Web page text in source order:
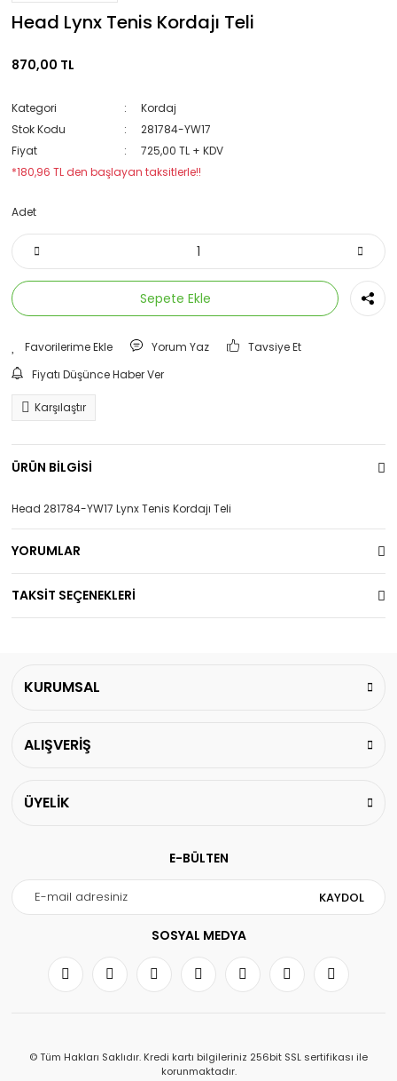
Head Lynx Tenis Kordajı Teli
870,00 TL
Kategori
Kordaj
Stok Kodu
281784-YW17
Fiyat
725,00 TL + KDV
*180,96 TL den başlayan taksitlerle!!
Adet
Sepete Ekle
Yorum Yaz
Tavsiye Et
Fiyatı Düşünce Haber Ver
Karşılaştır
ÜRÜN BİLGİSİ
Head 281784-YW17 Lynx Tenis Kordajı Teli
YORUMLAR
TAKSİT SEÇENEKLERİ
KURUMSAL
ALIŞVERİŞ
ÜYELİK
E-BÜLTEN
KAYDOL
SOSYAL MEDYA
© Tüm Hakları Saklıdır. Kredi kartı bilgileriniz 256bit SSL sertifikası ile
korunmaktadır.